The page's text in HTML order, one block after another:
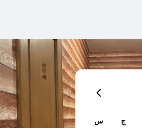
ج س